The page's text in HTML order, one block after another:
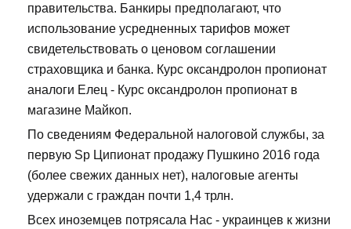
правительства. Банкиры предполагают, что
использование усредненных тарифов может
свидетельствовать о ценовом соглашении
страховщика и банка. Курс оксандролон пропионат
аналоги Елец - Курс оксандролон пропионат в
магазине Майкоп.
По сведениям Федеральной налоговой службы, за
первую Sp Ципионат продажу Пушкино 2016 года
(более свежих данных нет), налоговые агенты
удержали с граждан почти 1,4 трлн.
Всех иноземцев потрясала Нас - украинцев к жизни